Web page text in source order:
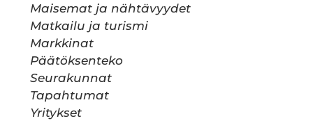
Maisemat ja nähtävyydet
Matkailu ja turismi
Markkinat
Päätöksenteko
Seurakunnat
Tapahtumat
Yritykset